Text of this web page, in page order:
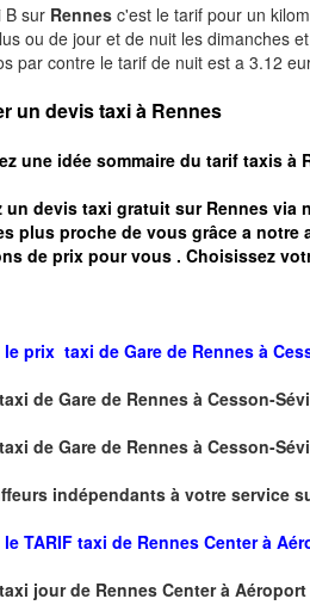
B sur Rennes c'est le tarif pour un
ou de jour et de nuit les dimanches
par contre le tarif de nuit est a 3.12
un devis taxi à Rennes
une idée sommaire du tarif taxis à
un devis taxi gratuit sur Rennes via
plus proche de vous grâce a
de prix pour vous . Choisissez
le prix taxi de Gare de Rennes à
de Gare de Rennes à Cesson-
de Gare de Rennes à Cesson-
indépendants à votre service
le TARIF taxi de Rennes Center à
jour de Rennes Center à